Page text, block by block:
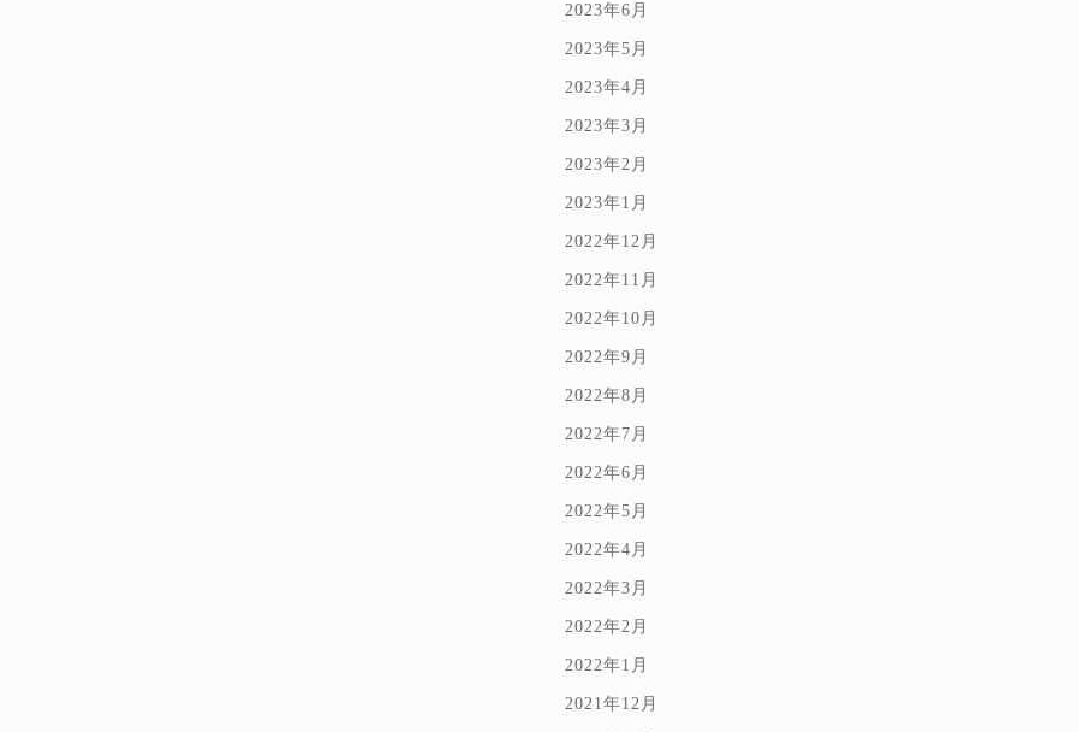
2023年6月
2023年5月
2023年4月
2023年3月
2023年2月
2023年1月
2022年12月
2022年11月
2022年10月
2022年9月
2022年8月
2022年7月
2022年6月
2022年5月
2022年4月
2022年3月
2022年2月
2022年1月
2021年12月